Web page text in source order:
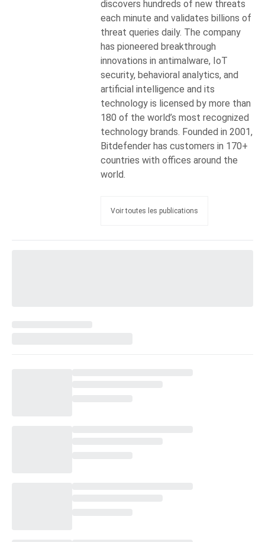
discovers hundreds of new threats
each minute and validates billions of
threat queries daily. The company
has pioneered breakthrough
innovations in antimalware, IoT
security, behavioral analytics, and
artificial intelligence and its
technology is licensed by more than
180 of the world’s most recognized
technology brands. Founded in 2001,
Bitdefender has customers in 170+
countries with offices around the
world.
Voir toutes les publications